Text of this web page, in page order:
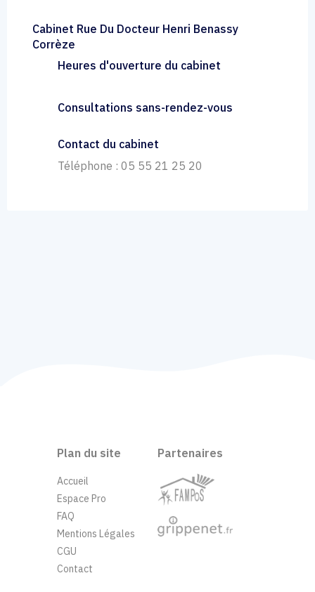
Cabinet Rue Du Docteur Henri Benassy
Corrèze
Heures d'ouverture du cabinet
Consultations sans-rendez-vous
Contact du cabinet
Téléphone : 05 55 21 25 20
Plan du site
Accueil
Espace Pro
FAQ
Mentions Légales
CGU
Contact
Partenaires